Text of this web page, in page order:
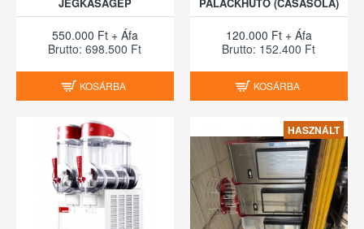
550.000 Ft + Áfa
Brutto: 698.500 Ft
KOSÁRBA
120.000 Ft + Áfa
Brutto: 152.400 Ft
KOSÁRBA
HASZNÁLT